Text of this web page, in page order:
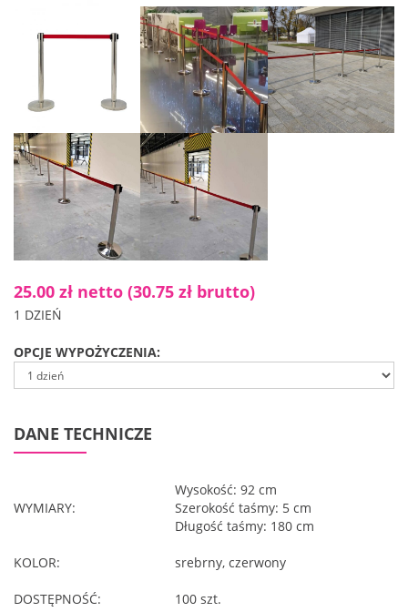
25.00 zł netto (30.75 zł brutto)
1 DZIEŃ
OPCJE WYPOŻYCZENIA:
DANE TECHNICZE
WYMIARY:
Wysokość: 92 cm
Szerokość taśmy: 5 cm
Długość taśmy: 180 cm
KOLOR: srebrny, czerwony
DOSTĘPNOŚĆ: 100 szt.